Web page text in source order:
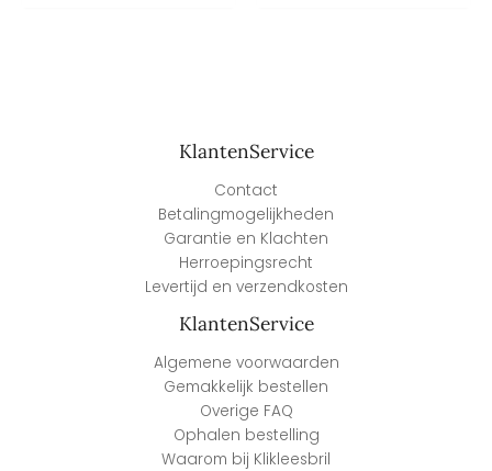
KlantenService
Contact
Betalingmogelijkheden
Garantie en Klachten
Herroepingsrecht
Levertijd en verzendkosten
KlantenService
Algemene voorwaarden
Gemakkelijk bestellen
Overige FAQ
Ophalen bestelling
Waarom bij Klikleesbril